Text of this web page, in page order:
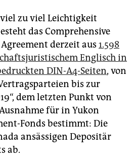
zu viel Leichtigkeit
das Comprehensive
derzeit aus 1.598
Englisch in
DIN-A4-Seiten, von
bis zur
dem letzten Punkt von
für in Yukon
Fonds bestimmt: Die
ansässigen Depositär
ab.